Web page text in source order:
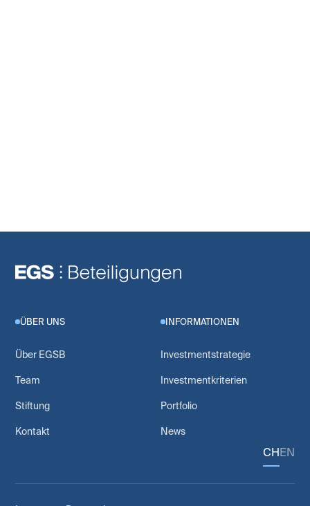
ÜBER UNS
Über EGSB
Team
Stiftung
Kontakt
INFORMATIONEN
Investmentstrategie
Investmentkriterien
Portfolio
News
CHEN